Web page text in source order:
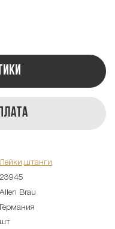
Лейки,штанги
23945
Allen Brau
Германия
шт